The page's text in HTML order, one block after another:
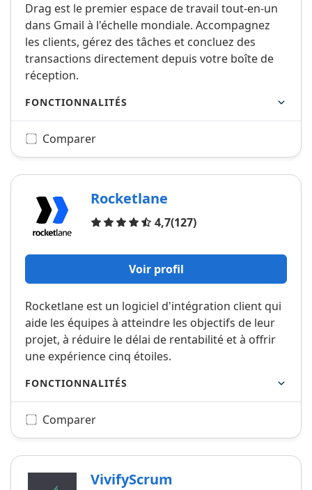
Drag est le premier espace de travail tout-en-un
dans Gmail à l'échelle mondiale. Accompagnez
les clients, gérez des tâches et concluez des
transactions directement depuis votre boîte de
réception.
FONCTIONNALITÉS
Comparer
Rocketlane
4,7(127)
Avis
Voir profil
Rocketlane est un logiciel d'intégration client qui
aide les équipes à atteindre les objectifs de leur
projet, à réduire le délai de rentabilité et à offrir
une expérience cinq étoiles.
FONCTIONNALITÉS
Comparer
VivifyScrum